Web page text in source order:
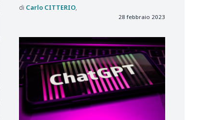
Carlo CITTERIO
28 febbraio 2023